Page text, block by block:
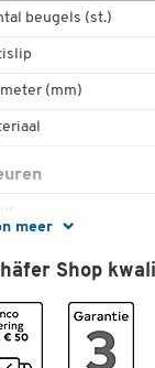
meer
beugels (st.)
(mm)
Shop